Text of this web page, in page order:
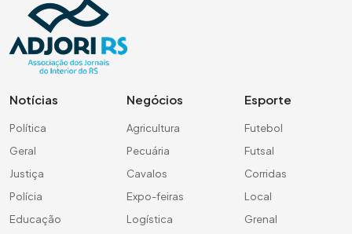
Notícias
Política
Geral
Justiça
Polícia
Educação
Negócios
Agricultura
Pecuária
Cavalos
Expo-feiras
Logística
Esporte
Futebol
Futsal
Corridas
Local
Grenal